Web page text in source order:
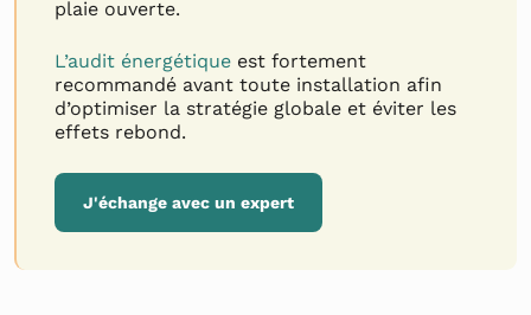
plaie ouverte.
L’audit énergétique est fortement
recommandé avant toute installation afin
d’optimiser la stratégie globale et éviter les
effets rebond.
J'échange avec un expert